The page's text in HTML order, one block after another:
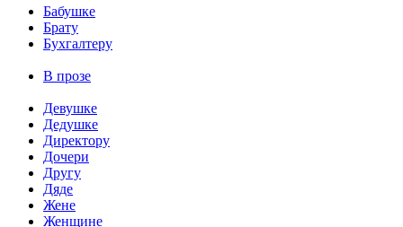
Бабушке
Брату
Бухгалтеру
В прозе
Девушке
Дедушке
Директору
Дочери
Другу
Дяде
Жене
Женщине